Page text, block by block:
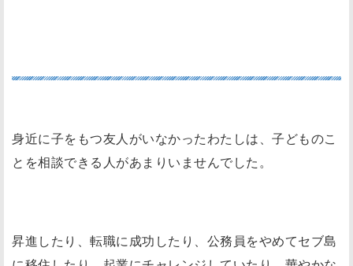
身近に子をもつ友人がいなかったわたしは、子どものこ
とを相談できる人があまりいませんでした。
昇進したり、転職に成功したり、公務員をやめてセブ島